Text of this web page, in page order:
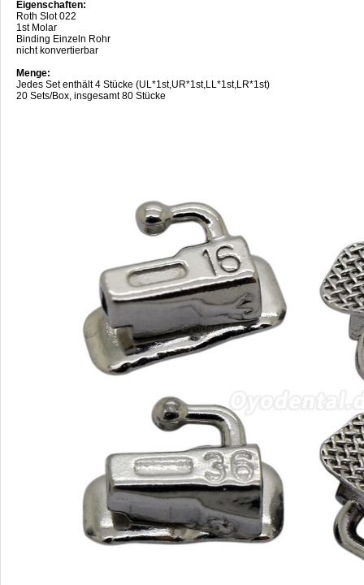
Eigenschaften:
Roth Slot 022
1st Molar
Binding Einzeln Rohr
nicht konvertierbar
Menge:
Jedes Set enthält 4 Stücke (UL*1st,UR*1st,LL*1st,LR*1st)
20 Sets/Box, insgesamt 80 Stücke